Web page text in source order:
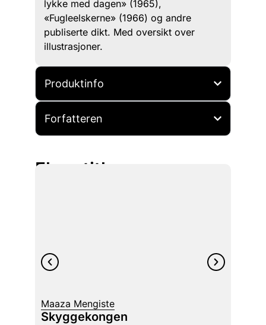
lykke med dagen» (1965),
«Fugleelskerne» (1966) og andre
publiserte dikt. Med oversikt over
illustrasjoner.
Produktinfo
Forfatteren
Flere titler
Maaza Mengiste
Skyggekongen